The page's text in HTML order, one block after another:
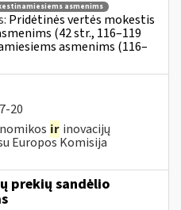
asmenims
Pridėtinės vertės mokestis
(42 str., 116–119
asmenims (116–
20
ir inovacijų
Europos Komisija
prekių sandėlio